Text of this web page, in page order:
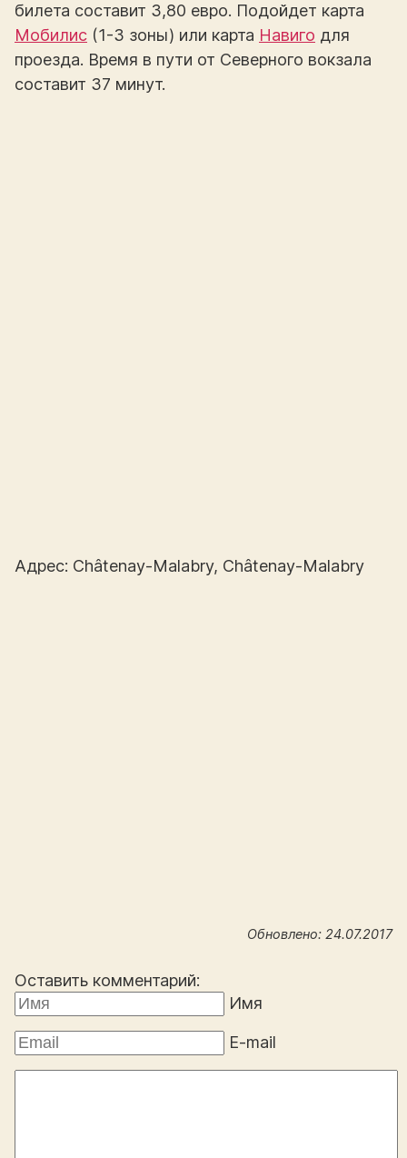
билета составит 3,80 евро. Подойдет карта
Мобилис (1-3 зоны) или карта Навиго для
проезда. Время в пути от Северного вокзала
составит 37 минут.
Адрес: Châtenay-Malabry, Châtenay-Malabry
Обновлено: 24.07.2017
Оставить комментарий:
Имя
E-mail